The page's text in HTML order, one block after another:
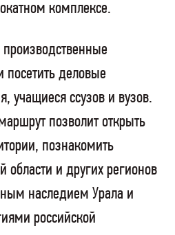
комплексе.
деловые
учащиеся ссузов и вузов.
позволит открыть
познакомить
области и других регионов
наследием Урала и
российской